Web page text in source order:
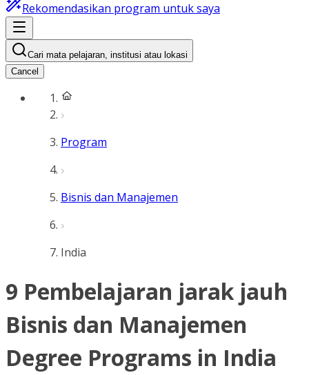
Rekomendasikan program untuk saya
Cari mata pelajaran, institusi atau lokasi
Cancel
Program
Bisnis dan Manajemen
India
9 Pembelajaran jarak jauh
Bisnis dan Manajemen
Degree Programs in India